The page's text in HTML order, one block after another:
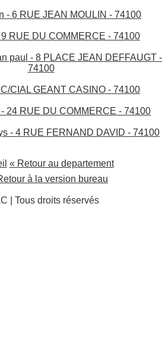
- 6 RUE JEAN MOULIN - 74100
9 RUE DU COMMERCE - 74100
paul - 8 PLACE JEAN DEFFAUGT -
74100
CIAL GEANT CASINO - 74100
24 RUE DU COMMERCE - 74100
- 4 RUE FERNAND DAVID - 74100
« Retour au departement
à la version bureau
| Tous droits réservés